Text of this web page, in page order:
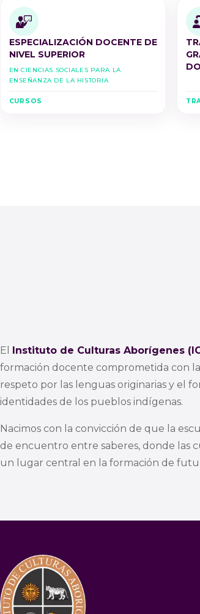
ESPECIALIZACIÓN DOCENTE DE
NIVEL SUPERIOR
en Ciencias Sociales para la
Enseñanza de la Historia
CURSOS
El Instituto de Culturas Aborígenes
formación docente comprometida con
respeto por las lenguas originarias y el
identidades de los pueblos indígenas.
Nacimos con la convicción de que la
de encuentro entre saberes, donde las
un lugar central en la formación de